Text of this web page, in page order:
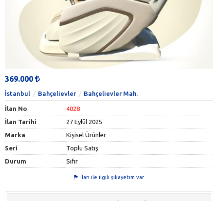
369.000
İstanbul Bahçelievler Bahçelievler Mah.
İlan No
4028
İlan Tarihi
27 Eylül 2025
Marka
Kişisel Ürünler
Seri
Toplu Satış
Durum
Sıfır
İlan ile ilgili şikayetim var